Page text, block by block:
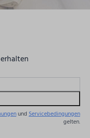
und Servicebedingungen
gelten.